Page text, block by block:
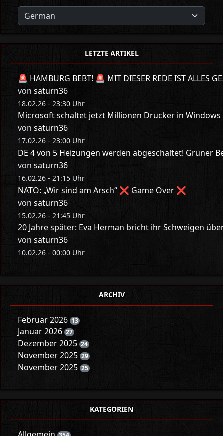
LETZTE ARTIKEL
🚨 HAMBURG BEBT! 🚨 MIT DIESER REDE IST ALLES
von saturn36
18.02.26 - 23:30 Uhr
Microsoft schaltet jetzt Millionen Drucker in Windows
von saturn36
17.02.26 - 23:00 Uhr
DE 4 von 5 Heizungen werden abgeschaltet! Grüner
von saturn36
16.02.26 - 21:15 Uhr
NATO: „Wir sind am Arsch“ ❌ Game Over ❌
von saturn36
15.02.26 - 21:45 Uhr
20 Jahre später: Eva Herman bricht ihr Schweigen
von saturn36
10.02.26 - 00:00 Uhr
ARCHIV
Februar 2026 13
Januar 2026 27
Dezember 2025 24
November 2025 29
November 2025 25
KATEGORIEN